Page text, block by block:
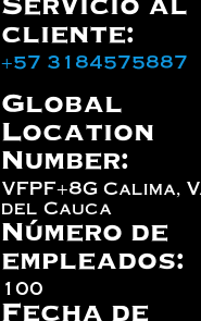
cliente:
+57 3184575887
Global
Location
Number:
VFPF+8G Calima,
del Cauca
Número de
empleados:
100
Fecha de